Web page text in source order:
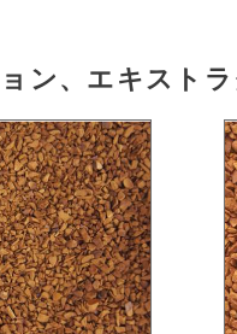
ン、エキスト